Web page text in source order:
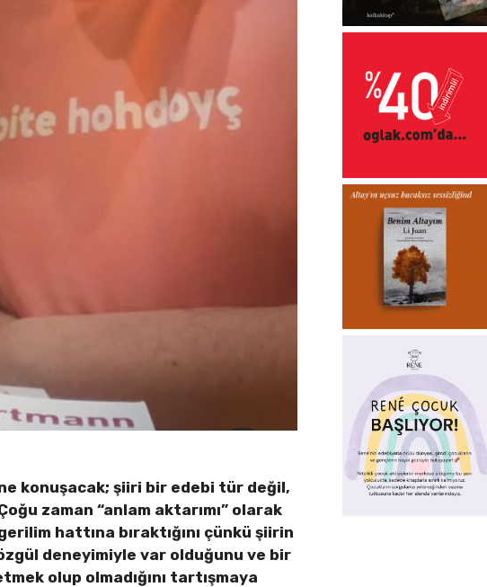
konuşacak; şiiri bir edebi tür değil,
zaman “anlam aktarımı” olarak
hattına bıraktığını çünkü şiirin
deneyimiyle var olduğunu ve bir
olup olmadığını tartışmaya